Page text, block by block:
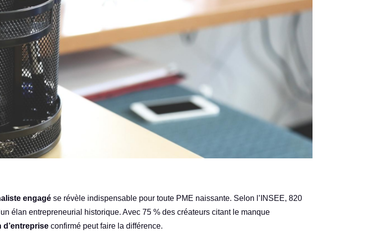
engagé se révèle indispensable pour toute PME naissante. Selon l’INSEE, 820
élan entrepreneurial historique. Avec 75 % des créateurs citant le manque
confirmé peut faire la différence.